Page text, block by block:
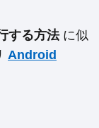
する方法に似
Android